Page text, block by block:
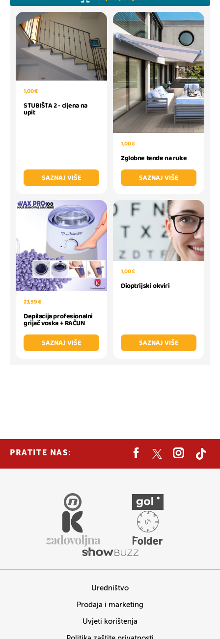
1,00 €
STUBIŠTA 2 - cijena na
upit
SAZNAJ VIŠE
1,00 €
Zglobne tende na ruke
SAZNAJ VIŠE
23,99 €
Depilacija profesionalni
grijač voska + RAČUN
SAZNAJ VIŠE
1,00 €
Dioptrijski okviri
SAZNAJ VIŠE
PRATITE NAS:
Uredništvo
Prodaja i marketing
Uvjeti korištenja